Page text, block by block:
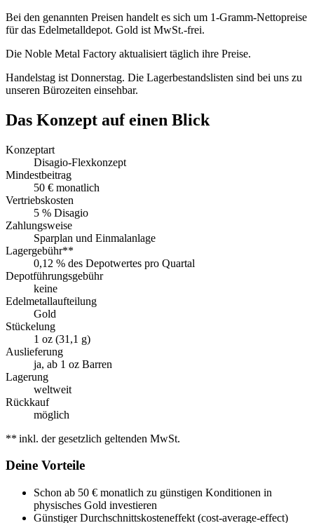
Bei den genannten Preisen handelt es sich um 1-Gramm-Nettopreise
für das Edelmetalldepot. Gold ist MwSt.-frei.
Die Noble Metal Factory aktualisiert täglich ihre Preise.
Handelstag ist Donnerstag. Die Lagerbestandslisten sind bei uns zu
unseren Bürozeiten einsehbar.
Das Konzept auf einen Blick
Konzeptart
Disagio-Flexkonzept
Mindestbeitrag
50 € monatlich
Vertriebskosten
5 % Disagio
Zahlungsweise
Sparplan und Einmalanlage
Lagergebühr**
0,12 % des Depotwertes pro Quartal
Depotführungsgebühr
keine
Edelmetallaufteilung
Gold
Stückelung
1 oz (31,1 g)
Auslieferung
ja, ab 1 oz Barren
Lagerung
weltweit
Rückkauf
möglich
** inkl. der gesetzlich geltenden MwSt.
Deine Vorteile
Schon ab 50 € monatlich zu günstigen Konditionen in
physisches Gold investieren
Günstiger Durchschnittskosteneffekt (cost-average-effect)